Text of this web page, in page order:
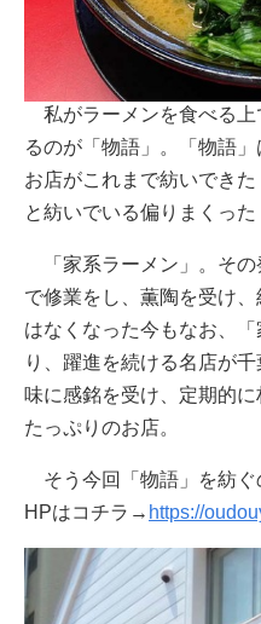
私がラーメンを食べる上
るのが「物語」。「物語
お店がこれまで紡いでき
と紡いでいる偏りまくっ
「家系ラーメン」。その
で修業をし、薫陶を受け
はなくなった今もなお、
り、躍進を続ける名店が
味に感銘を受け、定期的
たっぷりのお店。
そう今回「物語」を紡ぐ
HPはコチラ→ https://